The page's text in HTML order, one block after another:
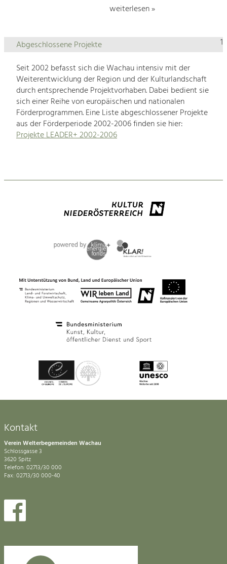
weiterlesen »
1
Abgeschlossene Projekte
Seit 2002 befasst sich die Wachau intensiv mit der
Weiterentwicklung der Region und der Kulturlandschaft
durch entsprechende Projektvorhaben. Dabei bedient sie
sich einer Reihe von europäischen und nationalen
Förderprogrammen. Eine Liste abgeschlossener Projekte
aus der Förderperiode 2002-2006 finden sie hier:
Projekte LEADER+ 2002-2006
Kontakt
Verein Welterbegemeinden Wachau
Schlossgasse 3
3620 Spitz
Telefon: 02713/30 000
Fax: 02713/30 000-40